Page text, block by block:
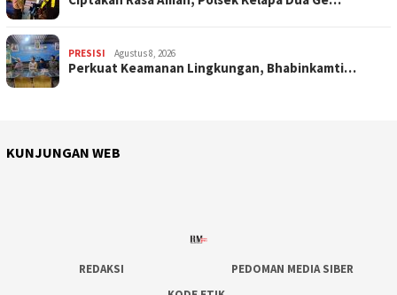
PRESISI Agustus 8, 2026
Perkuat Keamanan Lingkungan, Bhabinkamti…
KUNJUNGAN WEB
REDAKSI
PEDOMAN MEDIA SIBER